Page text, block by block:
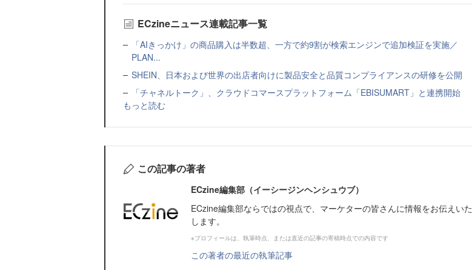
ECzineニュース連載記事一覧
「AIきっかけ」の商品購入は半数超、一方で約9割が検索エンジンで追加検証を実施／
PLAN...
SHEIN、日本および世界の出店者向けに製品安全と品質コンプライアンスの研修を公開
「チャネルトーク」、クラウドコマースプラットフォーム「EBISUMART」と連携開始
もっと読む
この記事の著者
ECzine編集部（イーシージンヘンシュウブ）
ECzine編集部ならではの視点で、マーケターの皆さんに情報をお伝えいた
します。
※プロフィールは、執筆時点、または直近の記事の寄稿時点での内容です
この著者の最近の執筆記事